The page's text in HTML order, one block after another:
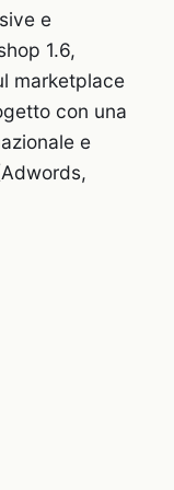
e
1.6,
marketplace
con una
e